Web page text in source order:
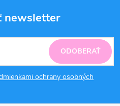
newsletter
ochrany osobných
ODOBERAŤ